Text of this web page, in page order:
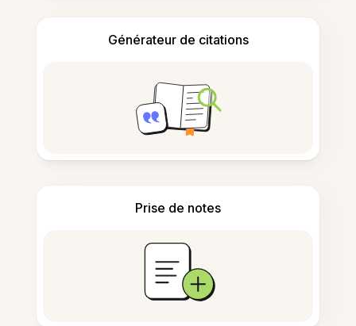
Générateur de citations
Prise de notes